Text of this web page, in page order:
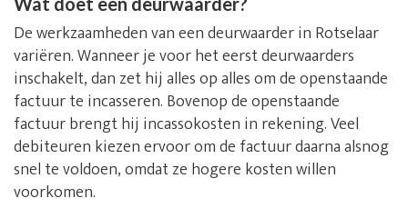
De werkzaamheden van een deurwaarder in Rotselaar
variëren. Wanneer je voor het eerst deurwaarders
inschakelt, dan zet hij alles op alles om de openstaande
factuur te incasseren. Bovenop de openstaande
factuur brengt hij incassokosten in rekening. Veel
debiteuren kiezen ervoor om de factuur daarna alsnog
snel te voldoen, omdat ze hogere kosten willen
voorkomen.